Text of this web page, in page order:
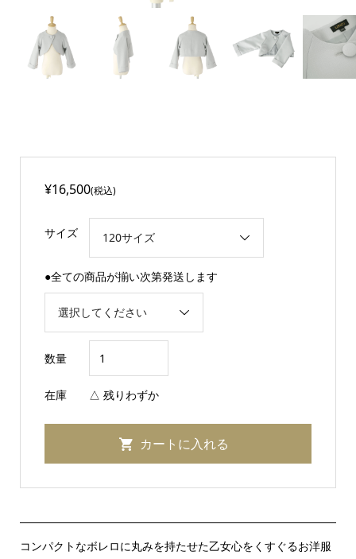
コンパクトなボレロに丸みを持たせた乙女心をくすぐるお洋服
¥16,500(税込)
サイズ
●全ての商品が揃い次第発送します
数量
在庫 △ 残りわずか